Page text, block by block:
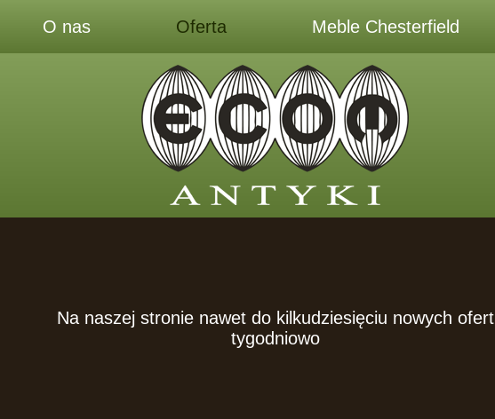
O nas Oferta Meble Chesterfield
Na naszej stronie nawet do kilkudziesięciu nowych ofert
tygodniowo